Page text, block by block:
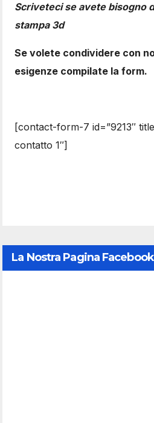
Scriveteci se avete bisogno
stampa 3d
Se volete condividere con
esigenze compilate la form.
[contact-form-7 id=”9213″
contatto 1″]
La Nostra Pagina Facebook